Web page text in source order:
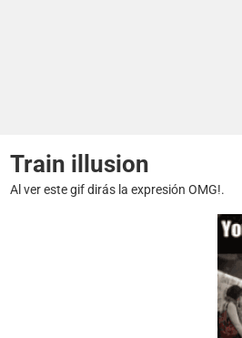
Train illusion
Al ver este gif dirás la expresión OMG!.